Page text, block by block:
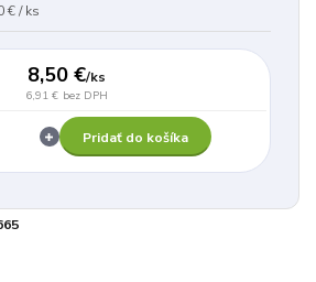
€ / ks
8,50 €/ks
6,91 € bez DPH
Pridať do košíka